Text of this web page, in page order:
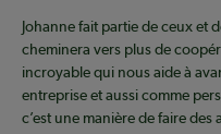
Johanne fait partie de ceux et
cheminera vers plus de
incroyable qui nous aide à
entreprise et aussi comme
c’est une manière de faire